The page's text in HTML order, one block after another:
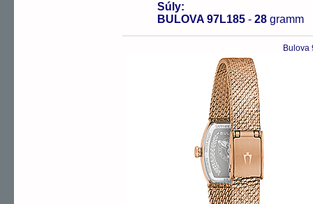
Súly:
BULOVA 97L185 - 28 gramm
Bulova